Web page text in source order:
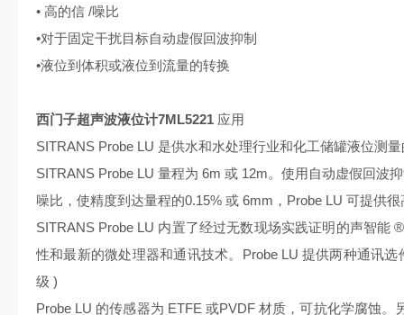
• 高的信 /噪比
•对于固定干扰目标自动虚假回波抑制
•液位到体积或液位到流量的转换
西门子超声波液位计7ML5221 应用
SITRANS Probe LU 是供水和水处理行业和化工储罐液位测
SITRANS Probe LU 量程为 6m 或 12m。使用自动虚假回波
噪比，使精度到达量程的0.15% 或 6mm，Probe LU 可提供
SITRANS Probe LU 内置了经过无数现场实践证明的声智能
性和最新的微处理器和通讯技术。Probe LU 提供两种通讯
级 )
Probe LU 的传感器为 ETFE 或PVDF 材质，可抗化学腐蚀